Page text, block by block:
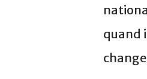
quand